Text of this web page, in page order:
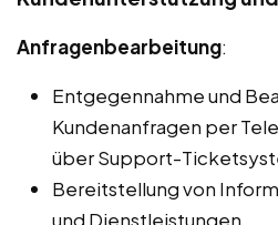
Anfragenbearbeitung:
Entgegennahme und
Kundenanfragen per
über Support-
Bereitstellung von
und Dienstleistungen.